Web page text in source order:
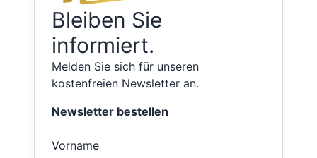
Bleiben Sie
informiert.
Melden Sie sich für unseren
kostenfreien Newsletter an.